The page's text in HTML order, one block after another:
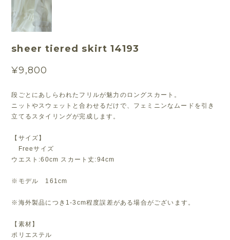
sheer tiered skirt 14193
¥9,800
段ごとにあしらわれたフリルが魅力のロングスカート。
ニットやスウェットと合わせるだけで、フェミニンなムードを引き
立てるスタイリングが完成します。
【サイズ】
Freeサイズ
ウエスト:60cm スカート丈:94cm
※モデル 161cm
※海外製品につき1-3cm程度誤差がある場合がございます。
【素材】
ポリエステル